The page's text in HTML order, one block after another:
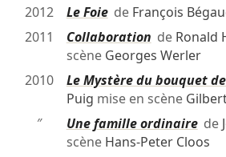
2012
Le Foiede François
2011
Collaboration de Ronald
scène Georges Werler
2010
Le Mystère du bouquet
Puig mise en scène
″
Une famille ordinairede
scène Hans-Peter Cloos